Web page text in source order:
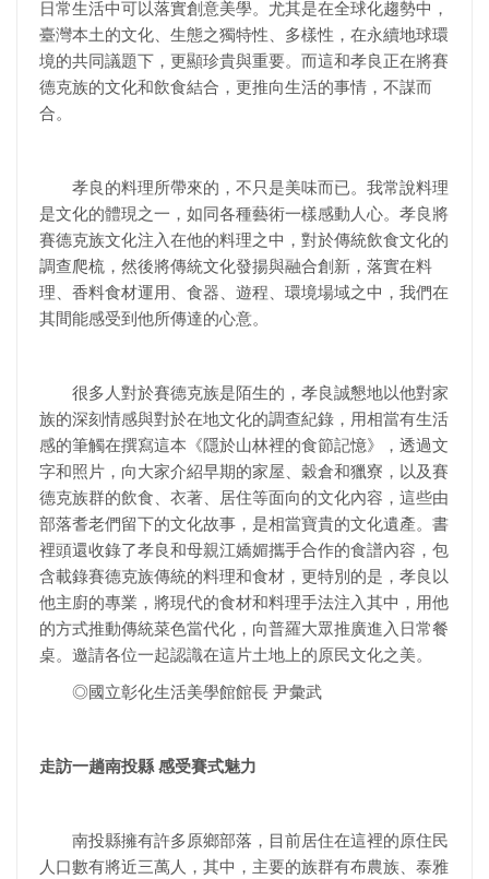
日常生活中可以落實創意美學。尤其是在全球化趨勢中，
臺灣本土的文化、生態之獨特性、多樣性，在永續地球環
境的共同議題下，更顯珍貴與重要。而這和孝良正在將賽
德克族的文化和飲食結合，更推向生活的事情，不謀而
合。
孝良的料理所帶來的，不只是美味而已。我常說料理
是文化的體現之一，如同各種藝術一樣感動人心。孝良將
賽德克族文化注入在他的料理之中，對於傳統飲食文化的
調查爬梳，然後將傳統文化發揚與融合創新，落實在料
理、香料食材運用、食器、遊程、環境場域之中，我們在
其間能感受到他所傳達的心意。
很多人對於賽德克族是陌生的，孝良誠懇地以他對家
族的深刻情感與對於在地文化的調查紀錄，用相當有生活
感的筆觸在撰寫這本《隱於山林裡的食節記憶》，透過文
字和照片，向大家介紹早期的家屋、穀倉和獵寮，以及賽
德克族群的飲食、衣著、居住等面向的文化內容，這些由
部落耆老們留下的文化故事，是相當寶貴的文化遺產。書
裡頭還收錄了孝良和母親江嬌媚攜手合作的食譜內容，包
含載錄賽德克族傳統的料理和食材，更特別的是，孝良以
他主廚的專業，將現代的食材和料理手法注入其中，用他
的方式推動傳統菜色當代化，向普羅大眾推廣進入日常餐
桌。邀請各位一起認識在這片土地上的原民文化之美。
◎國立彰化生活美學館館長 尹彙武
走訪一趟南投縣 感受賽式魅力
南投縣擁有許多原鄉部落，目前居住在這裡的原住民
人口數有將近三萬人，其中，主要的族群有布農族、泰雅